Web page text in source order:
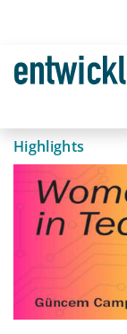
Highlights